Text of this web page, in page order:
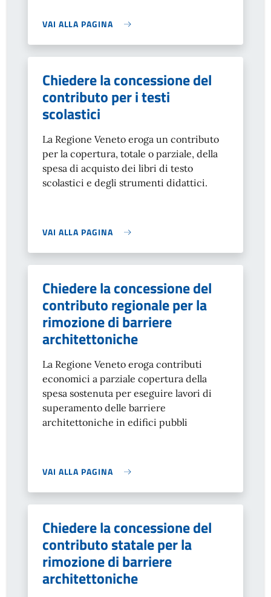
VAI ALLA PAGINA
Chiedere la concessione del
contributo per i testi
scolastici
La Regione Veneto eroga un contributo
per la copertura, totale o parziale, della
spesa di acquisto dei libri di testo
scolastici e degli strumenti didattici.
VAI ALLA PAGINA
Chiedere la concessione del
contributo regionale per la
rimozione di barriere
architettoniche
La Regione Veneto eroga contributi
economici a parziale copertura della
spesa sostenuta per eseguire lavori di
superamento delle barriere
architettoniche in edifici pubbli
VAI ALLA PAGINA
Chiedere la concessione del
contributo statale per la
rimozione di barriere
architettoniche